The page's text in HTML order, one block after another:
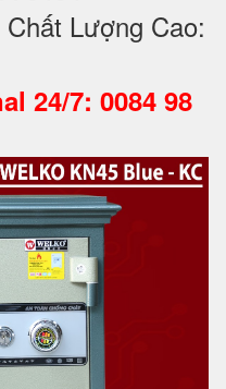
Lượng Cao:
24/7: 0084 98